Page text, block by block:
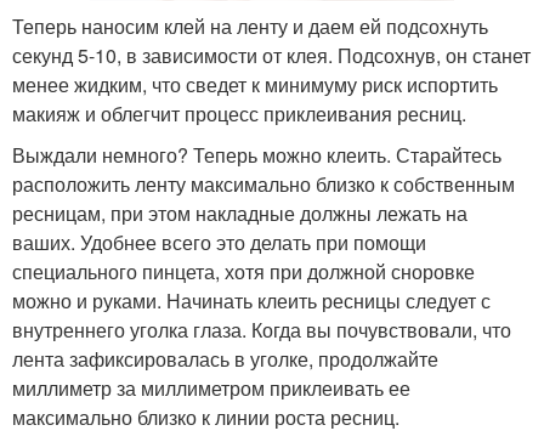
Теперь наносим клей на ленту и даем ей подсохнуть
секунд 5-10, в зависимости от клея. Подсохнув, он станет
менее жидким, что сведет к минимуму риск испортить
макияж и облегчит процесс приклеивания ресниц.
Выждали немного? Теперь можно клеить. Старайтесь
расположить ленту максимально близко к собственным
ресницам, при этом накладные должны лежать на
ваших. Удобнее всего это делать при помощи
специального пинцета, хотя при должной сноровке
можно и руками. Начинать клеить ресницы следует с
внутреннего уголка глаза. Когда вы почувствовали, что
лента зафиксировалась в уголке, продолжайте
миллиметр за миллиметром приклеивать ее
максимально близко к линии роста ресниц.